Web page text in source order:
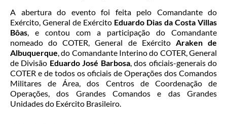
A abertura do evento foi feita pelo Comandante do
Exército, General de Exército Eduardo Dias da Costa Villas
Bôas, e contou com a participação do Comandante
nomeado do COTER, General de Exército Araken de
Albuquerque, do Comandante Interino do COTER, General
de Divisão Eduardo José Barbosa, dos oficiais-generais do
COTER e de todos os oficiais de Operações dos Comandos
Militares de Área, dos Centros de Coordenação de
Operações, dos Grandes Comandos e das Grandes
Unidades do Exército Brasileiro.